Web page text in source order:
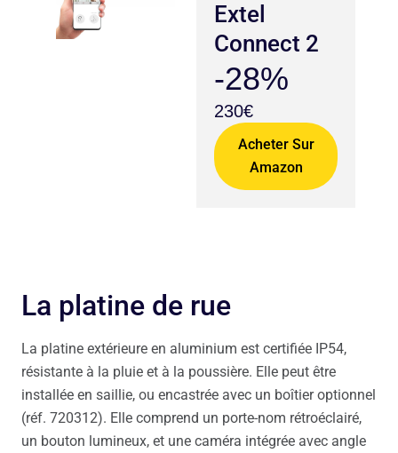
Extel
Connect 2
-28%
230€
Acheter Sur
Amazon
La platine de rue
La platine extérieure en aluminium est certifiée IP54,
résistante à la pluie et à la poussière. Elle peut être
installée en saillie, ou encastrée avec un boîtier optionnel
(réf. 720312). Elle comprend un porte-nom rétroéclairé,
un bouton lumineux, et une caméra intégrée avec angle